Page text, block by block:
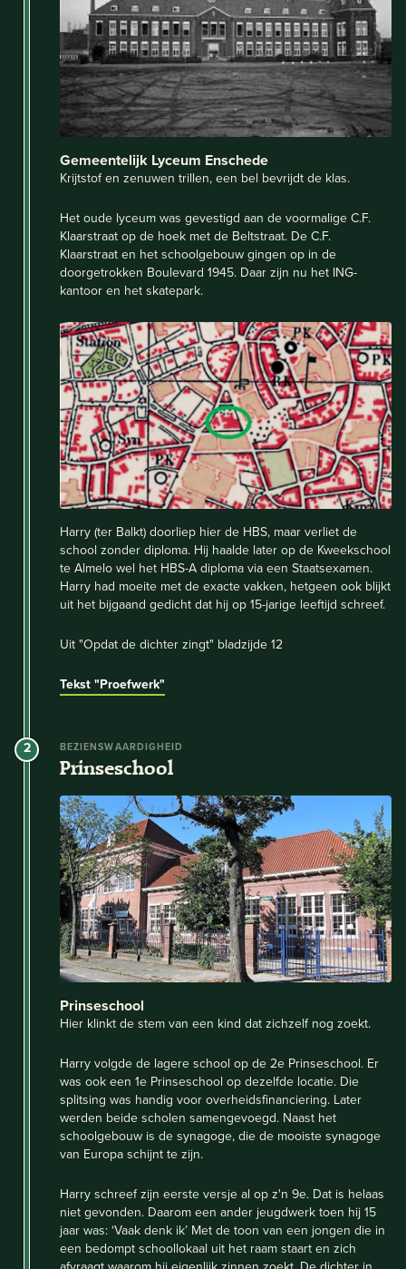
Gemeentelijk Lyceum Enschede
Krijtstof en zenuwen trillen, een bel bevrijdt de klas.
Het oude lyceum was gevestigd aan de voormalige C.F.
Klaarstraat op de hoek met de Beltstraat. De C.F.
Klaarstraat en het schoolgebouw gingen op in de
doorgetrokken Boulevard 1945. Daar zijn nu het ING-
kantoor en het skatepark.
Harry (ter Balkt) doorliep hier de HBS, maar verliet de
school zonder diploma. Hij haalde later op de Kweekschool
te Almelo wel het HBS-A diploma via een Staatsexamen.
Harry had moeite met de exacte vakken, hetgeen ook blijkt
uit het bijgaand gedicht dat hij op 15-jarige leeftijd schreef.
Uit "Opdat de dichter zingt" bladzijde 12
Tekst "Proefwerk"
2 BEZIENSWAARDIGHEID
Prinseschool
Prinseschool
Hier klinkt de stem van een kind dat zichzelf nog zoekt.
Harry volgde de lagere school op de 2e Prinseschool. Er
was ook een 1e Prinseschool op dezelfde locatie. Die
splitsing was handig voor overheidsfinanciering. Later
werden beide scholen samengevoegd. Naast het
schoolgebouw is de synagoge, die de mooiste synagoge
van Europa schijnt te zijn.
Harry schreef zijn eerste versje al op z'n 9e. Dat is helaas
niet gevonden. Daarom een ander jeugdwerk toen hij 15
jaar was: ‘Vaak denk ik’ Met de toon van een jongen die in
een bedompt schoollokaal uit het raam staart en zich